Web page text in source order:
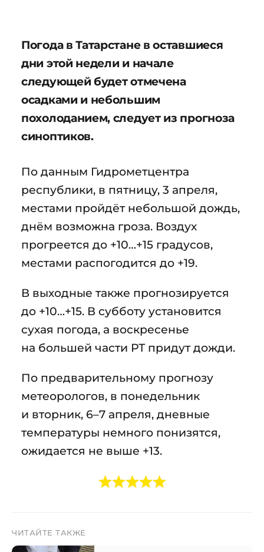
Погода в Татарстане в оставшиеся
дни этой недели и начале
следующей будет отмечена
осадками и небольшим
похолоданием, следует из прогноза
синоптиков.
По данным Гидрометцентра
республики, в пятницу, 3 апреля,
местами пройдёт небольшой дождь,
днём возможна гроза. Воздух
прогреется до +10…+15 градусов,
местами распогодится до +19.
В выходные также прогнозируется
до +10…+15. В субботу установится
сухая погода, а воскресенье
на большей части РТ придут дожди.
По предварительному прогнозу
метеорологов, в понедельник
и вторник, 6–7 апреля, дневные
температуры немного понизятся,
ожидается не выше +13.
ЧИТАЙТЕ ТАКЖЕ